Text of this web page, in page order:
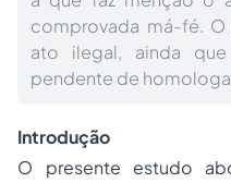
comprovada má-fé.
ato ilegal, ainda
pendente de
Introdução
O presente estudo